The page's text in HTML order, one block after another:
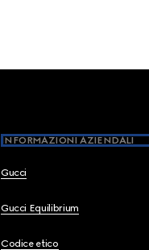
INFORMAZIONI AZIENDALI
Gucci
Gucci Equilibrium
Codice etico